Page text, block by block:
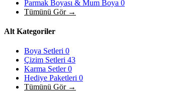
Parmak Boyası & Mum Boya 0
Tümünü Gör →
Alt Kategoriler
Boya Setleri 0
Çizim Setleri 43
Karma Setler0
Hediye Paketleri 0
Tümünü Gör →